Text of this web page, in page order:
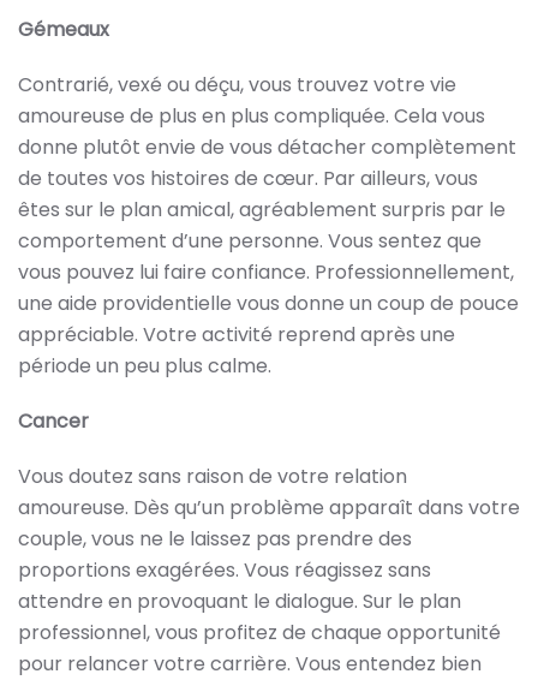
Gémeaux
Contrarié, vexé ou déçu, vous trouvez votre vie
amoureuse de plus en plus compliquée. Cela vous
donne plutôt envie de vous détacher complètement
de toutes vos histoires de cœur. Par ailleurs, vous
êtes sur le plan amical, agréablement surpris par le
comportement d’une personne. Vous sentez que
vous pouvez lui faire confiance. Professionnellement,
une aide providentielle vous donne un coup de pouce
appréciable. Votre activité reprend après une
période un peu plus calme.
Cancer
Vous doutez sans raison de votre relation
amoureuse. Dès qu’un problème apparaît dans votre
couple, vous ne le laissez pas prendre des
proportions exagérées. Vous réagissez sans
attendre en provoquant le dialogue. Sur le plan
professionnel, vous profitez de chaque opportunité
pour relancer votre carrière. Vous entendez bien